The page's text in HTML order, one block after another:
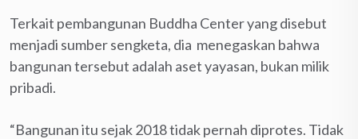
Terkait pembangunan Buddha Center yang disebut
menjadi sumber sengketa, dia menegas­kan bahwa
bangunan tersebut adalah aset yayasan, bukan milik
pribadi.
“Bangunan itu sejak 2018 tidak pernah diprotes. Tidak